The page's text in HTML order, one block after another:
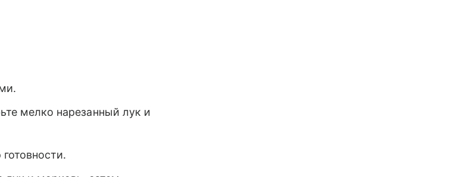
мелко нарезанный лук и